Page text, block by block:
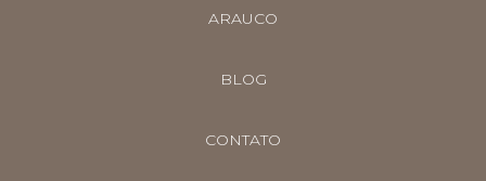
ARAUCO
BLOG
CONTATO